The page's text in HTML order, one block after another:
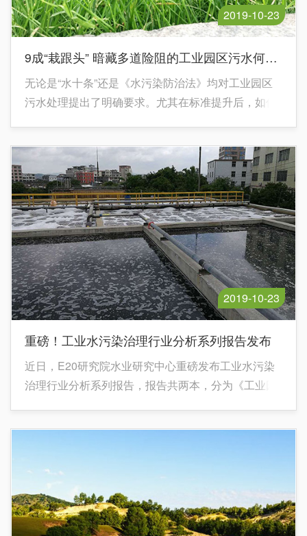
2019-10-23
9成“栽跟头” 暗藏多道险阻的工业园区污水何处安放
无论是“水十条”还是《水污染防治法》均对工业园区
污水处理提出了明确要求。尤其在标准提升后，如何
2019-10-23
重磅！工业水污染治理行业分析系列报告发布
近日，E20研究院水业研究中心重磅发布工业水污染
治理行业分析系列报告，报告共两本，分为《工业园